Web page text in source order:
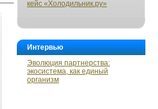
кейс «Холодильник.ру»
Интервью
Эволюция партнерства:
экосистема, как единый
организм